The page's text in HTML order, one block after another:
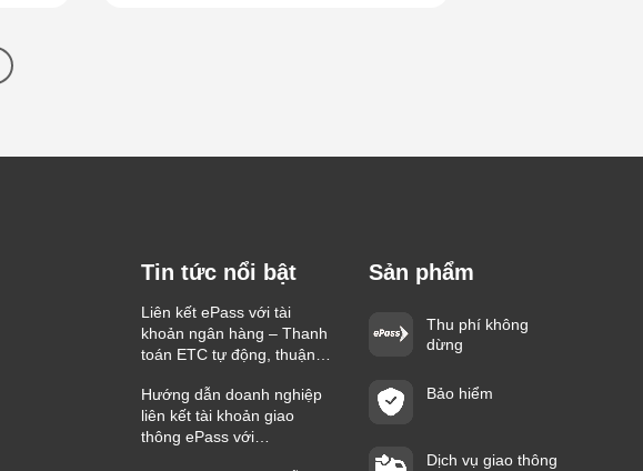
Tin tức nổi bật
Liên kết ePass với tài
khoản ngân hàng – Thanh
toán ETC tự động, thuận
Hướng dẫn doanh nghiệp
liên kết tài khoản giao
thông ePass với
Sản phẩm
Thu phí không
dừng
Bảo hiểm
Dịch vụ giao thông